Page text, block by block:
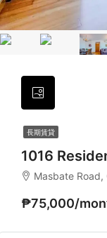
長期賃貸
1016
Masbate Road,
₱75,000/